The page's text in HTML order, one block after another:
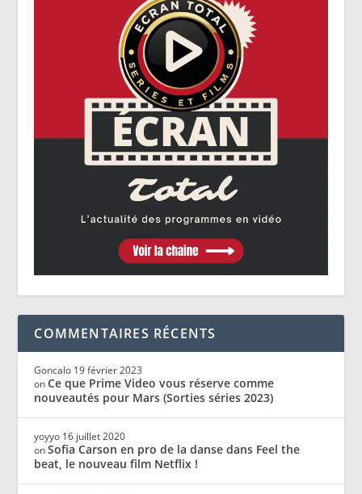
COMMENTAIRES RÉCENTS
Goncalo 19 février 2023
onCe que Prime Video vous réserve comme
nouveautés pour Mars (Sorties séries 2023)
yoyyo 16 juillet 2020
onSofia Carson en pro de la danse dans Feel the
beat, le nouveau film Netflix !